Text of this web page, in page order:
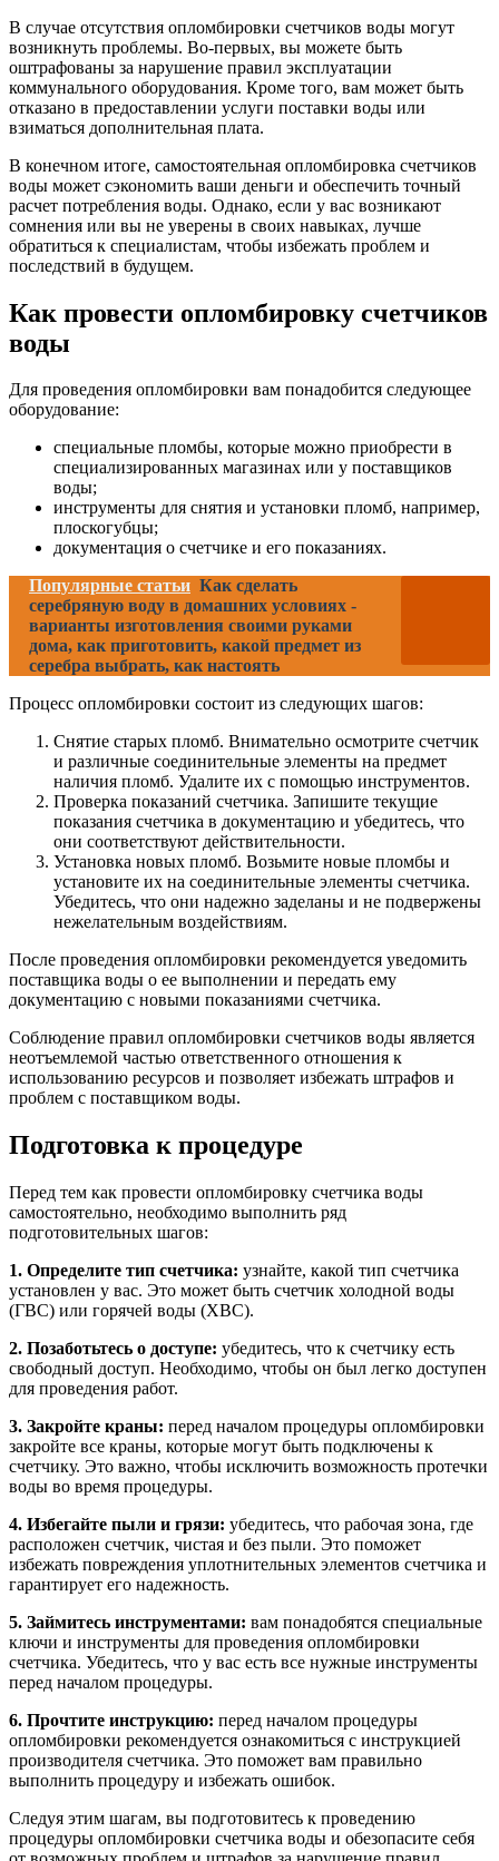
В случае отсутствия опломбировки счетчиков воды могут
возникнуть проблемы. Во-первых, вы можете быть
оштрафованы за нарушение правил эксплуатации
коммунального оборудования. Кроме того, вам может быть
отказано в предоставлении услуги поставки воды или
взиматься дополнительная плата.
В конечном итоге, самостоятельная опломбировка счетчиков
воды может сэкономить ваши деньги и обеспечить точный
расчет потребления воды. Однако, если у вас возникают
сомнения или вы не уверены в своих навыках, лучше
обратиться к специалистам, чтобы избежать проблем и
последствий в будущем.
Как провести опломбировку счетчиков
воды
Для проведения опломбировки вам понадобится следующее
оборудование:
специальные пломбы, которые можно приобрести в
специализированных магазинах или у поставщиков
воды;
инструменты для снятия и установки пломб, например,
плоскогубцы;
документация о счетчике и его показаниях.
Популярные статьи Как сделать
серебряную воду в домашних условиях -
варианты изготовления своими руками
дома, как приготовить, какой предмет из
серебра выбрать, как настоять
Процесс опломбировки состоит из следующих шагов:
Снятие старых пломб. Внимательно осмотрите счетчик
и различные соединительные элементы на предмет
наличия пломб. Удалите их с помощью инструментов.
Проверка показаний счетчика. Запишите текущие
показания счетчика в документацию и убедитесь, что
они соответствуют действительности.
Установка новых пломб. Возьмите новые пломбы и
установите их на соединительные элементы счетчика.
Убедитесь, что они надежно заделаны и не подвержены
нежелательным воздействиям.
После проведения опломбировки рекомендуется уведомить
поставщика воды о ее выполнении и передать ему
документацию с новыми показаниями счетчика.
Соблюдение правил опломбировки счетчиков воды является
неотъемлемой частью ответственного отношения к
использованию ресурсов и позволяет избежать штрафов и
проблем с поставщиком воды.
Подготовка к процедуре
Перед тем как провести опломбировку счетчика воды
самостоятельно, необходимо выполнить ряд
подготовительных шагов:
1. Определите тип счетчика: узнайте, какой тип счетчика
установлен у вас. Это может быть счетчик холодной воды
(ГВС) или горячей воды (ХВС).
2. Позаботьтесь о доступе: убедитесь, что к счетчику есть
свободный доступ. Необходимо, чтобы он был легко доступен
для проведения работ.
3. Закройте краны: перед началом процедуры опломбировки
закройте все краны, которые могут быть подключены к
счетчику. Это важно, чтобы исключить возможность протечки
воды во время процедуры.
4. Избегайте пыли и грязи: убедитесь, что рабочая зона, где
расположен счетчик, чистая и без пыли. Это поможет
избежать повреждения уплотнительных элементов счетчика и
гарантирует его надежность.
5. Займитесь инструментами: вам понадобятся специальные
ключи и инструменты для проведения опломбировки
счетчика. Убедитесь, что у вас есть все нужные инструменты
перед началом процедуры.
6. Прочтите инструкцию: перед началом процедуры
опломбировки рекомендуется ознакомиться с инструкцией
производителя счетчика. Это поможет вам правильно
выполнить процедуру и избежать ошибок.
Следуя этим шагам, вы подготовитесь к проведению
процедуры опломбировки счетчика воды и обезопасите себя